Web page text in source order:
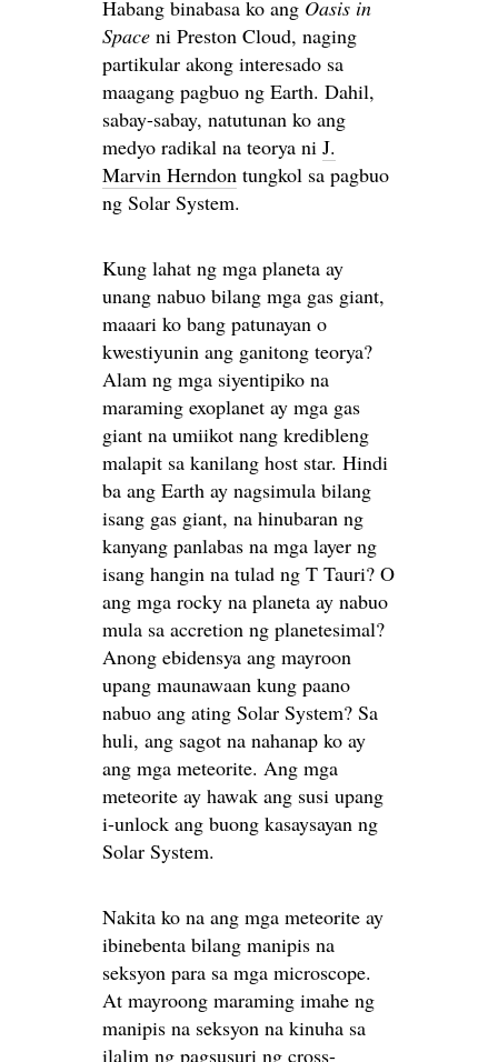
Habang binabasa ko ang Oasis in
Space ni Preston Cloud, naging
partikular akong interesado sa
maagang pagbuo ng Earth. Dahil,
sabay-sabay, natutunan ko ang
medyo radikal na teorya ni J.
Marvin Herndon tungkol sa pagbuo
ng Solar System.
Kung lahat ng mga planeta ay
unang nabuo bilang mga gas giant,
maaari ko bang patunayan o
kwestiyunin ang ganitong teorya?
Alam ng mga siyentipiko na
maraming exoplanet ay mga gas
giant na umiikot nang kredibleng
malapit sa kanilang host star. Hindi
ba ang Earth ay nagsimula bilang
isang gas giant, na hinubaran ng
kanyang panlabas na mga layer ng
isang hangin na tulad ng T Tauri? O
ang mga rocky na planeta ay nabuo
mula sa accretion ng planetesimal?
Anong ebidensya ang mayroon
upang maunawaan kung paano
nabuo ang ating Solar System? Sa
huli, ang sagot na nahanap ko ay
ang mga meteorite. Ang mga
meteorite ay hawak ang susi upang
i-unlock ang buong kasaysayan ng
Solar System.
Nakita ko na ang mga meteorite ay
ibinebenta bilang manipis na
seksyon para sa mga microscope.
At mayroong maraming imahe ng
manipis na seksyon na kinuha sa
ilalim ng pagsusuri ng cross-